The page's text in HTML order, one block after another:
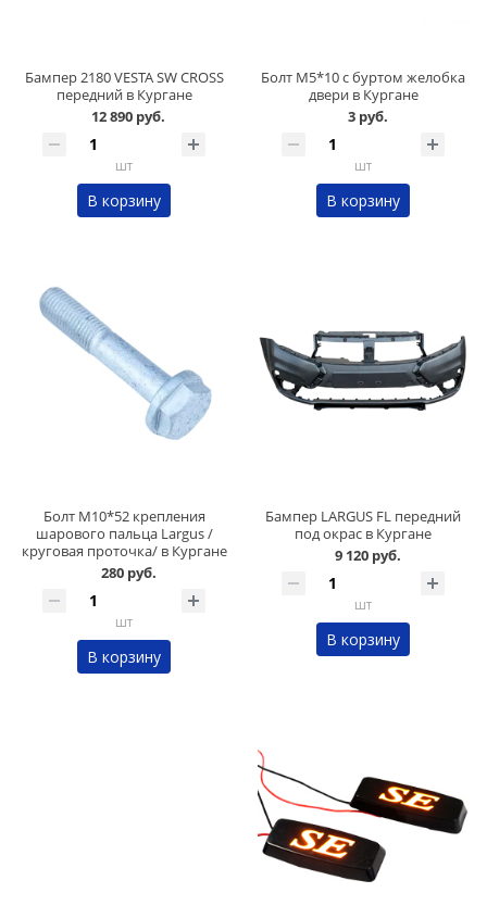
Бампер 2180 VESTA SW CROSS
передний в Кургане
12 890 руб.
шт
В корзину
Болт М5*10 с буртом желобка
двери в Кургане
3 руб.
шт
В корзину
Болт М10*52 крепления
шарового пальца Largus /
круговая проточка/ в Кургане
280 руб.
шт
В корзину
Бампер LARGUS FL передний
под окрас в Кургане
9 120 руб.
шт
В корзину